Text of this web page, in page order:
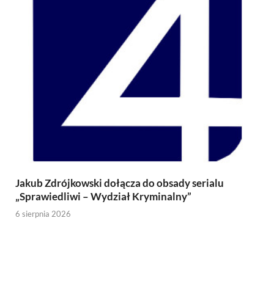
Jakub Zdrójkowski dołącza do obsady serialu
„Sprawiedliwi – Wydział Kryminalny”
6 sierpnia 2026